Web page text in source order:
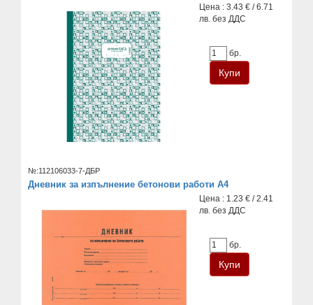
Цена : 3.43 € / 6.71
лв. без ДДС
бр.
№:112106033-7-ДБР
Дневник за изпълнение бетонови работи А4
Цена : 1.23 € / 2.41
лв. без ДДС
бр.